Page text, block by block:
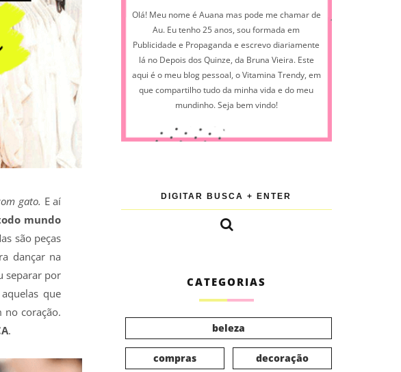
gato. E aí
mundo
são peças
dançar na
separar por
que
coração.
.
Olá! Meu nome é Auana mas pode me chamar de
Au. Eu tenho 25 anos, sou formada em
Publicidade e Propaganda e escrevo diariamente
lá no Depois dos Quinze, da Bruna Vieira. Este
aqui é o meu blog pessoal, o Vitamina Trendy, em
que compartilho tudo da minha vida e do meu
mundinho. Seja bem vindo!
CATEGORIAS
beleza
compras decoração